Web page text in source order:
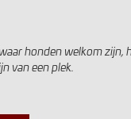
honden welkom zijn,
van een plek.